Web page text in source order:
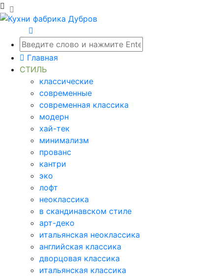
Главная
СТИЛЬ
классические
современные
современная классика
модерн
хай-тек
минимализм
прованс
кантри
эко
лофт
неоклассика
в скандинавском стиле
арт-деко
итальянская неоклассика
английская классика
дворцовая классика
итальянская классика